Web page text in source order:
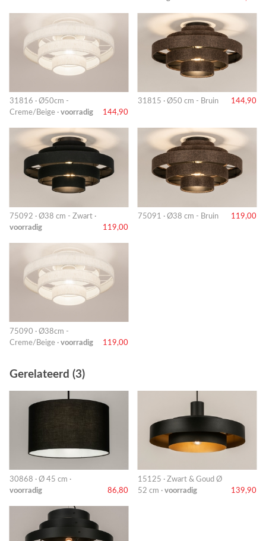
31816 · Ø50cm -
Creme/Beige · voorradig 144,90
31815 · Ø50 cm - Bruin 144,90
75092 · Ø38 cm - Zwart ·
voorradig
119,00
75091 · Ø38 cm - Bruin 119,00
75090 · Ø38cm -
Creme/Beige · voorradig 119,00
Gerelateerd (3)
30868 · Ø 45 cm ·
voorradig
86,80
15125 · Zwart & Goud Ø
52 cm · voorradig 139,90